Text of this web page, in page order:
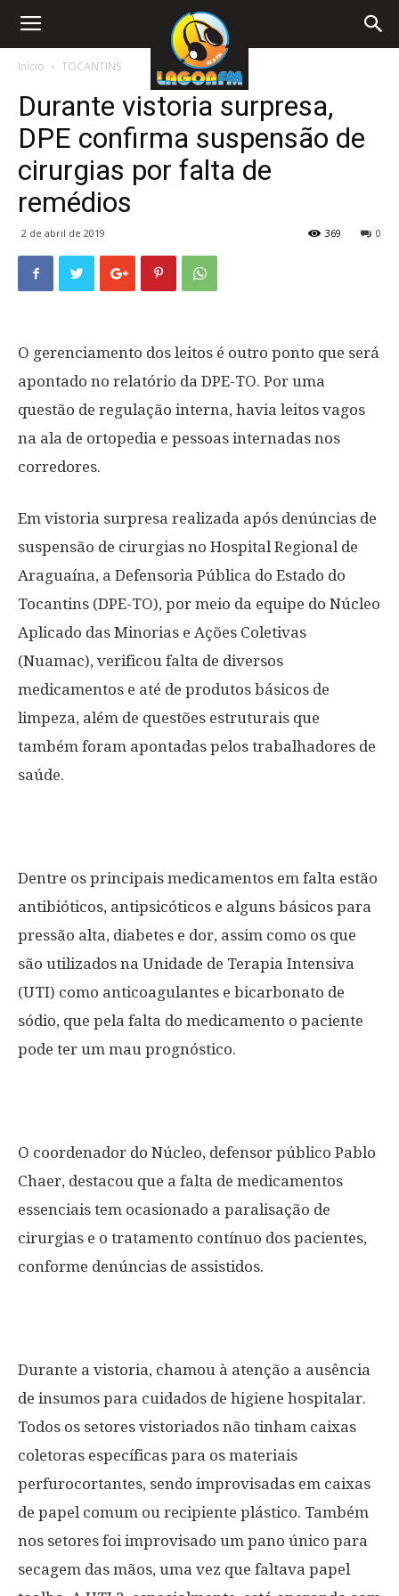
Início TOCANTINS
Durante vistoria surpresa,
DPE confirma suspensão de
cirurgias por falta de
remédios
2 de abril de 2019 0
369
O gerenciamento dos leitos é outro ponto que será
apontado no relatório da DPE-TO. Por uma
questão de regulação interna, havia leitos vagos
na ala de ortopedia e pessoas internadas nos
corredores.
Em vistoria surpresa realizada após denúncias de
suspensão de cirurgias no Hospital Regional de
Araguaína, a Defensoria Pública do Estado do
Tocantins (DPE-TO), por meio da equipe do Núcleo
Aplicado das Minorias e Ações Coletivas
(Nuamac), verificou falta de diversos
medicamentos e até de produtos básicos de
limpeza, além de questões estruturais que
também foram apontadas pelos trabalhadores de
saúde.
Dentre os principais medicamentos em falta estão
antibióticos, antipsicóticos e alguns básicos para
pressão alta, diabetes e dor, assim como os que
são utilizados na Unidade de Terapia Intensiva
(UTI) como anticoagulantes e bicarbonato de
sódio, que pela falta do medicamento o paciente
pode ter um mau prognóstico.
O coordenador do Núcleo, defensor público Pablo
Chaer, destacou que a falta de medicamentos
essenciais tem ocasionado a paralisação de
cirurgias e o tratamento contínuo dos pacientes,
conforme denúncias de assistidos.
Durante a vistoria, chamou à atenção a ausência
de insumos para cuidados de higiene hospitalar.
Todos os setores vistoriados não tinham caixas
coletoras específicas para os materiais
perfurocortantes, sendo improvisadas em caixas
de papel comum ou recipiente plástico. Também
nos setores foi improvisado um pano único para
secagem das mãos, uma vez que faltava papel